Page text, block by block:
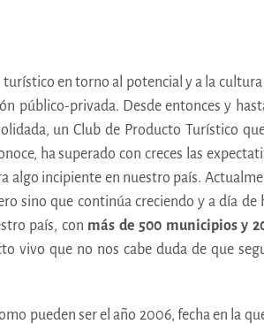
turístico en torno al potencial y a la cultura
público-privada. Desde entonces y
un Club de Producto Turístico
ha superado con creces las
algo incipiente en nuestro país.
sino que continúa creciendo y a día de
país, con más de 500 municipios y
vivo que no nos cabe duda de que
pueden ser el año 2006, fecha en la